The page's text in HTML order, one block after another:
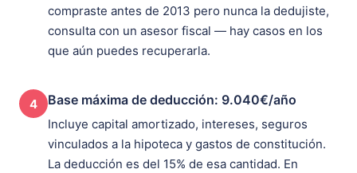
compraste antes de 2013 pero nunca la dedujiste,
consulta con un asesor fiscal — hay casos en los
que aún puedes recuperarla.
4 Base máxima de deducción: 9.040€/año
Incluye capital amortizado, intereses, seguros
vinculados a la hipoteca y gastos de constitución.
La deducción es del 15% de esa cantidad. En